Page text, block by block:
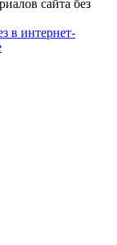
сайта без
в интернет-